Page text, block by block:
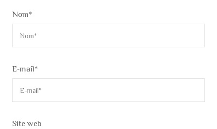
Nom*
E-mail*
Site web